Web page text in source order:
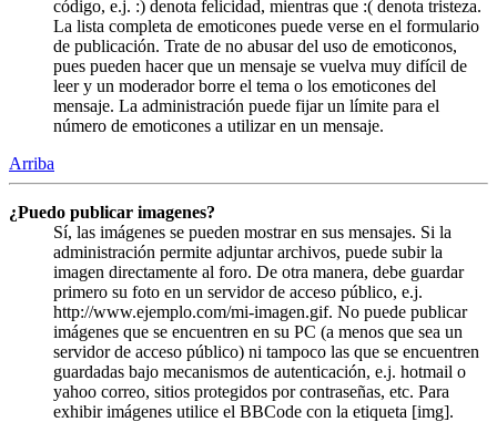
código, e.j. :) denota felicidad, mientras que :( denota tristeza.
La lista completa de emoticones puede verse en el formulario
de publicación. Trate de no abusar del uso de emoticonos,
pues pueden hacer que un mensaje se vuelva muy difícil de
leer y un moderador borre el tema o los emoticones del
mensaje. La administración puede fijar un límite para el
número de emoticones a utilizar en un mensaje.
Arriba
¿Puedo publicar imagenes?
Sí, las imágenes se pueden mostrar en sus mensajes. Si la
administración permite adjuntar archivos, puede subir la
imagen directamente al foro. De otra manera, debe guardar
primero su foto en un servidor de acceso público, e.j.
http://www.ejemplo.com/mi-imagen.gif. No puede publicar
imágenes que se encuentren en su PC (a menos que sea un
servidor de acceso público) ni tampoco las que se encuentren
guardadas bajo mecanismos de autenticación, e.j. hotmail o
yahoo correo, sitios protegidos por contraseñas, etc. Para
exhibir imágenes utilice el BBCode con la etiqueta [img].